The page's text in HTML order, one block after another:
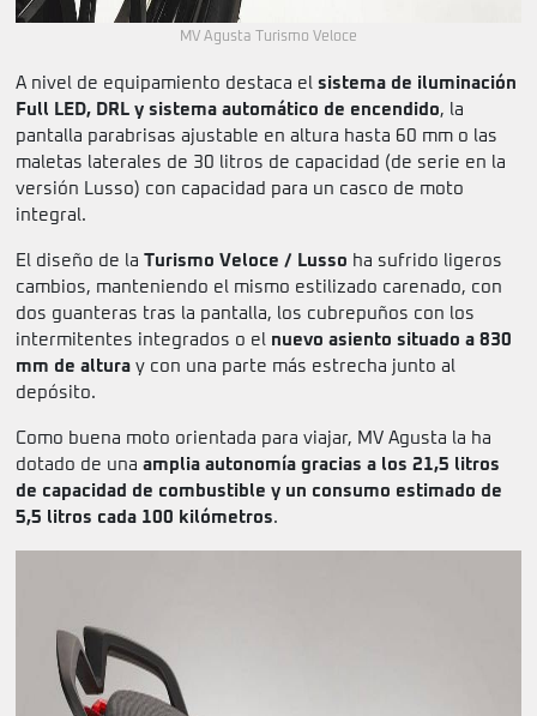
MV Agusta Turismo Veloce
A nivel de equipamiento destaca el sistema de iluminación
Full LED, DRL y sistema automático de encendido, la
pantalla parabrisas ajustable en altura hasta 60 mm o las
maletas laterales de 30 litros de capacidad (de serie en la
versión Lusso) con capacidad para un casco de moto
integral.
El diseño de la Turismo Veloce / Lusso ha sufrido ligeros
cambios, manteniendo el mismo estilizado carenado, con
dos guanteras tras la pantalla, los cubrepuños con los
intermitentes integrados o el nuevo asiento situado a 830
mm de altura y con una parte más estrecha junto al
depósito.
Como buena moto orientada para viajar, MV Agusta la ha
dotado de una amplia autonomía gracias a los 21,5 litros
de capacidad de combustible y un consumo estimado de
5,5 litros cada 100 kilómetros.